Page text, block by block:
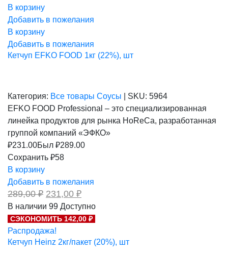
В корзину
Добавить в пожелания
В корзину
Добавить в пожелания
Кетчуп EFKO FOOD 1кг (22%), шт
Категория: Все товары Соусы SKU: 5964
EFKO FOOD Professional – это специализированная
линейка продуктов для рынка HoReCa, разработанная
группой компаний «ЭФКО»
₽231.00Был ₽289.00
Сохранить ₽58
В корзину
Добавить в пожелания
289,00₽ Первоначальная
цена
составляла
289,00 ₽.
231,00 ₽Текущая
231,00 ₽.
В наличии 99 Доступно
СЭКОНОМИТЬ 142,00 ₽
Распродажа!
Кетчуп Heinz 2кг/пакет (20%), шт